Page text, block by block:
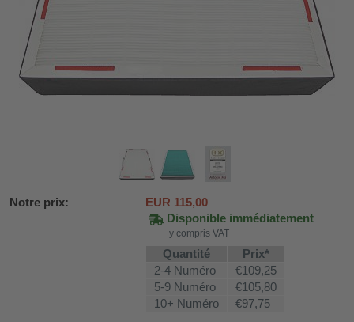
Notre prix: EUR 115,00
Disponible immédiatement
y compris VAT
Quantité
Prix*
2-4 Numéro
€109,25
5-9 Numéro
€105,80
10+ Numéro
€97,75